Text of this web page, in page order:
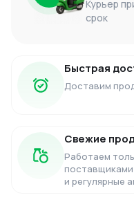
Курьер
срок
Быстрая
Доставим
Свежие
Работаем
поставщиками
и регулярные